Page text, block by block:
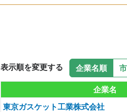
表示順を変更する 企業名順
企業名
東京ガスケット工業株式会社